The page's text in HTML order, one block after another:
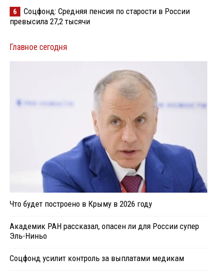
6
Соцфонд: Средняя пенсия по старости в России
превысила 27,2 тысячи
Главное сегодня
Что будет построено в Крыму в 2026 году
Академик РАН рассказал, опасен ли для России супер
Эль-Ниньо
Соцфонд усилит контроль за выплатами медикам